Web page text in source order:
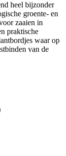
heel bijzonder
groente- en
zaaien in
praktische
waar op
van de